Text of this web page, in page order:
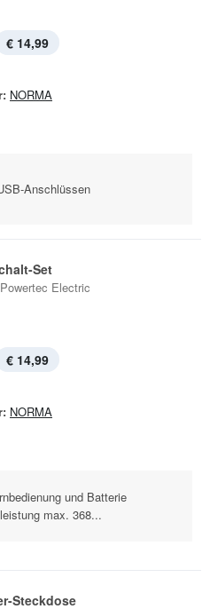
€ 14,99
NORMA
Anschlüssen
Set
Powertec Electric
€ 14,99
NORMA
und Batterie
max. 368...
Steckdose